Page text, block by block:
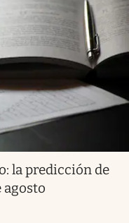
la predicción de
agosto